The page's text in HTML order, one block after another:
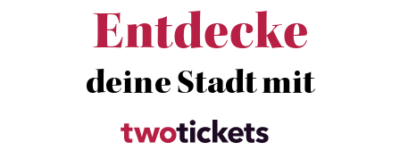
Entdecke
deine Stadt mit